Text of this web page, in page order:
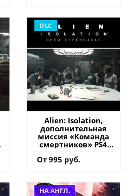
DLC
Alien: Isolation,
дополнительная
миссия «Команда
смертников» PS4
(Турция) купить
дополнение на
От 995 руб.
НА АНГЛ.